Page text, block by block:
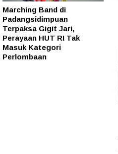
Marching Band di
Padangsidimpuan
Terpaksa Gigit Jari,
Perayaan HUT RI Tak
Masuk Kategori
Perlombaan